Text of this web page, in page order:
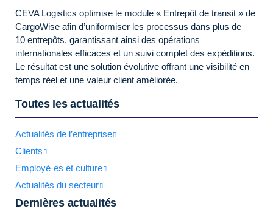
CEVA Logistics optimise le module « Entrepôt de transit » de
CargoWise afin d’uniformiser les processus dans plus de
10 entrepôts, garantissant ainsi des opérations
internationales efficaces et un suivi complet des expéditions.
Le résultat est une solution évolutive offrant une visibilité en
temps réel et une valeur client améliorée.
Toutes les actualités
Actualités de l’entreprise
Clients
Employé·es et culture
Actualités du secteur
Dernières actualités